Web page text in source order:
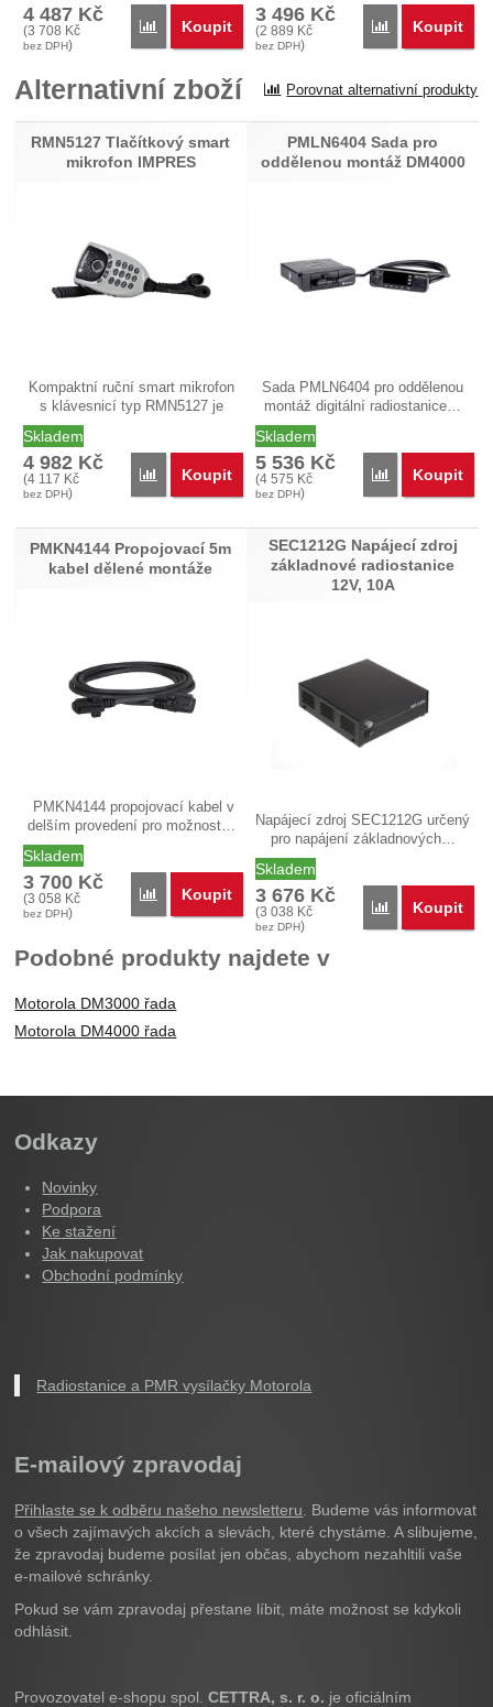
4 487 Kč
(3 708 Kč
bez DPH)
Porovnat
Koupit
3 496 Kč
(2 889 Kč
bez DPH)
Porovnat
Koupit
Alternativní zboží Porovnat alternativní produkty
RMN5127 Tlačítkový smart
mikrofon IMPRES
Kompaktní ruční smart mikrofon
s klávesnicí typ RMN5127 je
Skladem
4 982 Kč
(4 117 Kč
bez DPH)
Porovnat
Koupit
PMLN6404 Sada pro
oddělenou montáž DM4000
Sada PMLN6404 pro oddělenou
montáž digitální radiostanice…
Skladem
5 536 Kč
(4 575 Kč
bez DPH)
Porovnat
Koupit
PMKN4144 Propojovací 5m
kabel dělené montáže
PMKN4144 propojovací kabel v
delším provedení pro možnost…
Skladem
3 700 Kč
(3 058 Kč
bez DPH)
Porovnat
Koupit
SEC1212G Napájecí zdroj
základnové radiostanice
12V, 10A
Napájecí zdroj SEC1212G určený
pro napájení základnových…
Skladem
3 676 Kč
(3 038 Kč
bez DPH)
Porovnat
Koupit
Podobné produkty najdete v
Motorola DM3000 řada
Motorola DM4000 řada
Odkazy
Novinky
Podpora
Ke stažení
Jak nakupovat
Obchodní podmínky
Radiostanice a PMR vysílačky Motorola
E-mailový zpravodaj
Přihlaste se k odběru našeho newsletteru . Budeme vás informovat
o všech zajímavých akcích a slevách, které chystáme. A slibujeme,
že zpravodaj budeme posílat jen občas, abychom nezahltili vaše
e-mailové schránky.
Pokud se vám zpravodaj přestane líbit, máte možnost se kdykoli
odhlásit.
Provozovatel e-shopu spol.CETTRA, s. r. o. je oficiálním